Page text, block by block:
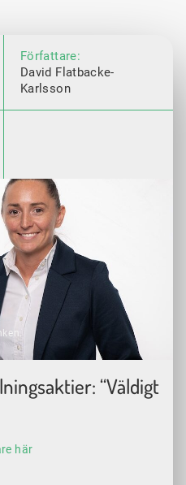
Författare:
David Flatbacke-
Karlsson
“Väldigt
här